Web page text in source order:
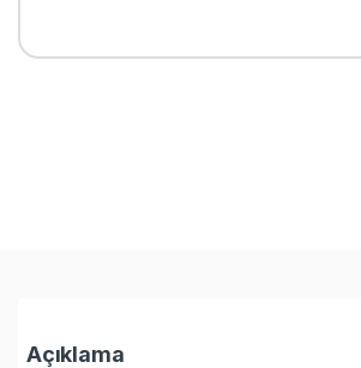
Açıklama